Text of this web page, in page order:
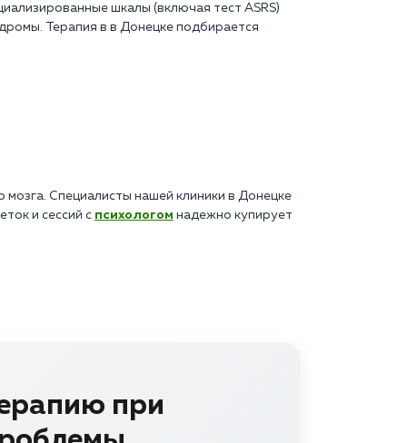
шкалы (включая тест ASRS)
Терапия в в Донецке подбирается
Специалисты нашей клиники в Донецке
и сессий с психологом надежно купирует
при